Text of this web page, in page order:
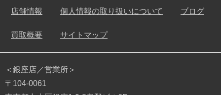
店舗情報 個人情報の取り扱いについて ブログ
買取概要 サイトマップ
＜銀座店／営業所＞
〒104-0061